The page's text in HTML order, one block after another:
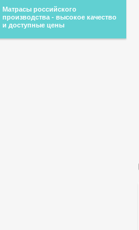
Матрасы российского
производства - высокое качество
и доступные цены